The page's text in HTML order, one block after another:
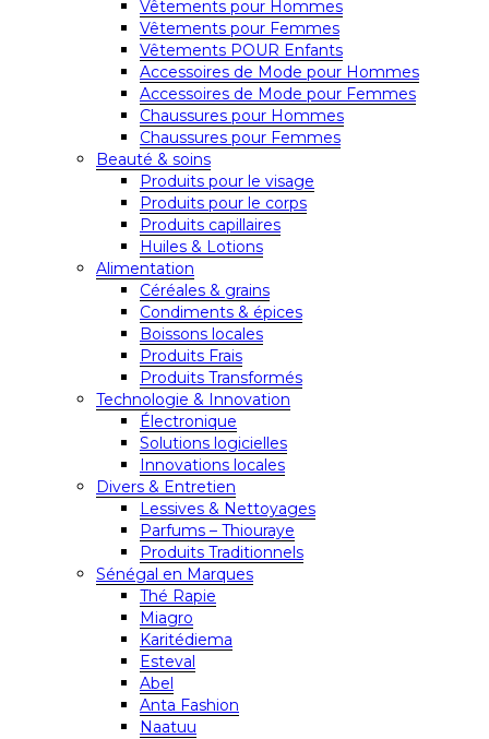
Vêtements pour Hommes
Vêtements pour Femmes
Vêtements POUR Enfants
Accessoires de Mode pour Hommes
Accessoires de Mode pour Femmes
Chaussures pour Hommes
Chaussures pour Femmes
Beauté & soins
Produits pour le visage
Produits pour le corps
Produits capillaires
Huiles & Lotions
Alimentation
Céréales & grains
Condiments & épices
Boissons locales
Produits Frais
Produits Transformés
Technologie & Innovation
Électronique
Solutions logicielles
Innovations locales
Divers & Entretien
Lessives & Nettoyages
Parfums – Thiouraye
Produits Traditionnels
Sénégal en Marques
Thé Rapie
Miagro
Karitédiema
Esteval
Abel
Anta Fashion
Naatuu